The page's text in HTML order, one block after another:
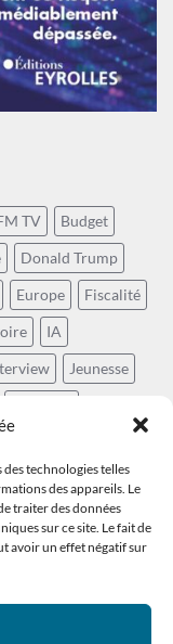
technologies telles
des appareils. Le
traiter des données
sur ce site. Le fait de
avoir un effet négatif sur
TV
Budget
Donald Trump
Europe
Fiscalité
IA
Jeunesse
Social
Technocratie
Énergie